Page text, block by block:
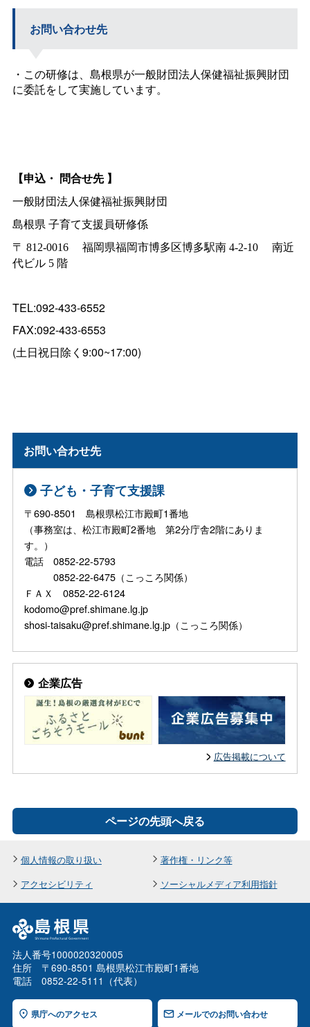
お問い合わせ先
・この研修は、島根県が一般財団法人保健福祉振興財団
に委託をして実施しています。
【申込・ 問合せ先 】
一般財団法人保健福祉振興財団
島根県 子育て支援員研修係
〒 812-0016 福岡県福岡市博多区博多駅南 4-2-10
南近
代ビル 5 階
TEL:092-433-6552
FAX:092-433-6553
(土日祝日除く9:00~17:00)
お問い合わせ先
子ども・子育て支援課
〒690-8501 島根県松江市殿町1番地
（事務室は、松江市殿町2番地 第2分庁舎2階にありま
す。）
電話 0852-22-5793
0852-22-6475（こっころ関係）
ＦＡＸ 0852-22-6124
kodomo@pref.shimane.lg.jp
shosi-taisaku@pref.shimane.lg.jp（こっころ関係）
企業広告
広告掲載について
ページの先頭へ戻る
個人情報の取り扱い
著作権・リンク等
アクセシビリティ
ソーシャルメディア利用指針
法人番号1000020320005
住所 〒690-8501 島根県松江市殿町1番地
電話 0852-22-5111（代表）
県庁へのアクセス メールでのお問い合わせ